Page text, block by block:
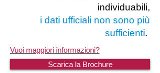
individuabili,
i dati ufficiali non sono più
sufficienti.
Vuoi maggiori informazioni?
Scarica la Brochure